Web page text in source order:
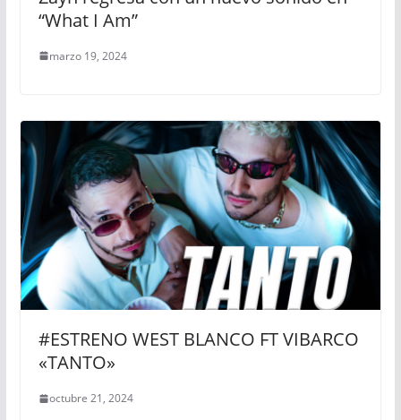
“What I Am”
marzo 19, 2024
#ESTRENO WEST BLANCO FT VIBARCO
«TANTO»
octubre 21, 2024